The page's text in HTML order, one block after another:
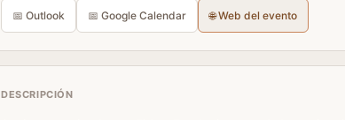
📅 Outlook 📅 Google Calendar 🌐 Web del evento
DESCRIPCIÓN